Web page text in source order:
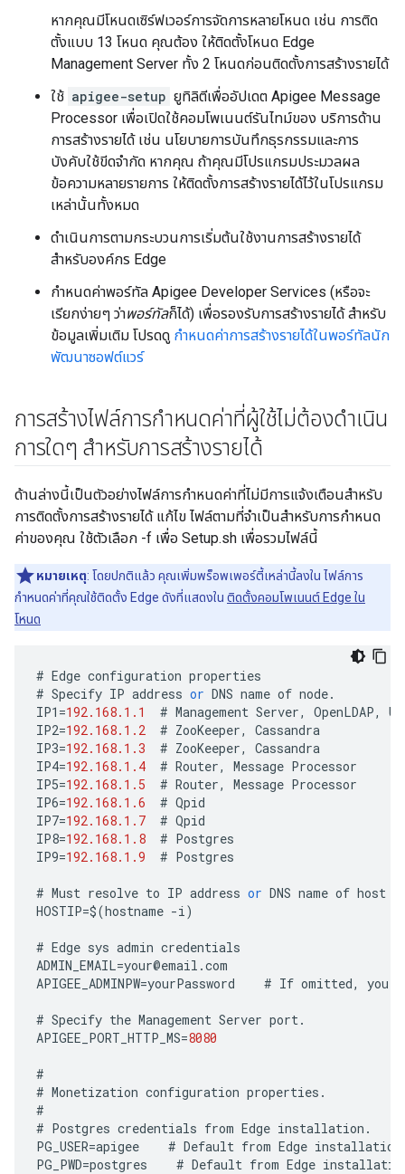
หากคุณมีโหนดเซิร์ฟเวอร์การจัดการหลายโหนด เช่น การติด
ตั้งแบบ 13 โหนด คุณต้อง ให้ติดตั้งโหนด Edge
Management Server ทั้ง 2 โหนดก่อนติดตั้งการสร้างรายได้
ใช้ apigee-setup ยูทิลิตีเพื่ออัปเดต Apigee Message
Processor เพื่อเปิดใช้คอมโพเนนต์รันไทม์ของ บริการด้าน
การสร้างรายได้ เช่น นโยบายการบันทึกธุรกรรมและการ
บังคับใช้ขีดจำกัด หากคุณ ถ้าคุณมีโปรแกรมประมวลผล
ข้อความหลายรายการ ให้ติดตั้งการสร้างรายได้ไว้ในโปรแกรม
เหล่านั้นทั้งหมด
ดำเนินการตามกระบวนการเริ่มต้นใช้งานการสร้างรายได้
สำหรับองค์กร Edge
กำหนดค่าพอร์ทัล Apigee Developer Services (หรือจะ
เรียกง่ายๆ ว่าพอร์ทัลก็ได้) เพื่อรองรับการสร้างรายได้ สำหรับ
ข้อมูลเพิ่มเติม โปรดดู กำหนดค่าการสร้างรายได้ในพอร์ทัลนัก
พัฒนาซอฟต์แวร์
การสร้างไฟล์การกำหนดค่าที่ผู้ใช้ไม่ต้องดำเนิน
การใดๆ สำหรับการสร้างรายได้
ด้านล่างนี้เป็นตัวอย่างไฟล์การกำหนดค่าที่ไม่มีการแจ้งเตือนสำหรับ
การติดตั้งการสร้างรายได้ แก้ไข ไฟล์ตามที่จำเป็นสำหรับการกำหนด
ค่าของคุณ ใช้ตัวเลือก -f เพื่อ Setup.sh เพื่อรวมไฟล์นี้
หมายเหตุ: โดยปกติแล้ว คุณเพิ่มพร็อพเพอร์ตี้เหล่านี้ลงใน ไฟล์การ
กำหนดค่าที่คุณใช้ติดตั้ง Edge ดังที่แสดงใน ติดตั้งคอมโพเนนต์ Edge ใน
โหนด
# Edge configuration properties
# Specify IP address or DNS name of node.
IP1 =192.168.1.1 # Management Server, OpenLDAP, UI
IP2=192.168.1.2 # ZooKeeper,
Cassandra
IP3=192.168.1.3 # ZooKeeper,
Cassandra
IP4=192.168.1.4 # Router, Message Processor
IP5=192.168.1.5 # Router, Message Processor
IP6=192.168.1.6 # Qpid
IP7=192.168.1.7 # Qpid
IP8=192.168.1.8 # Postgres
IP9=192.168.1.9 # Postgres
# Must resolve to IP address or DNS name of host
HOSTIP=$(hostname -i)
# Edge sys admin credentials
ADMIN_EMAIL=your@email .com
APIGEE_ADMINPW=yourPassword # If omitted, you
# Specify the Management Server port.
APIGEE_PORT_HTTP_MS=8080
#
# Monetization configuration properties .
#
# Postgres credentials from Edge installation .
PG_USER=apigee # Default from Edge installation
PG_PWD=postgres # Default from Edge